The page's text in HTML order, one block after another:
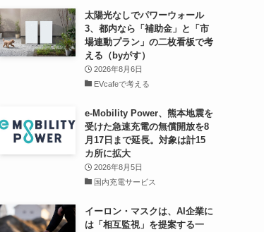
太陽光なしでパワーウォール
3、都内なら「補助金」と「市
場連動プラン」の二枚看板で考
える（byがす）
2026年8月6日
EVcafeで考える
e-Mobility Power、熊本地震を
受けた急速充電の無償開放を8
月17日まで延長。対象は計15
カ所に拡大
2026年8月5日
国内充電サービス
イーロン・マスクは、AI企業に
は「相互監視」を提案する一